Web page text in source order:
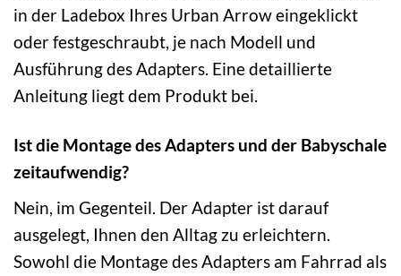
in der Ladebox Ihres Urban Arrow eingeklickt
oder festgeschraubt, je nach Modell und
Ausführung des Adapters. Eine detaillierte
Anleitung liegt dem Produkt bei.
Ist die Montage des Adapters und der Babyschale
zeitaufwendig?
Nein, im Gegenteil. Der Adapter ist darauf
ausgelegt, Ihnen den Alltag zu erleichtern.
Sowohl die Montage des Adapters am Fahrrad als